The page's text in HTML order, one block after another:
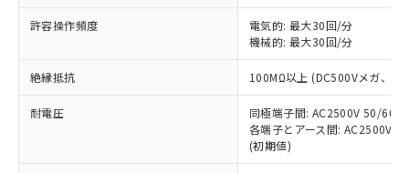
許容操作頻度
電気的: 最大30回/分
機械的: 最大30回/分
絶縁抵抗 100MΩ以上 (DC500Vメガ、点
耐電圧
同極端子間: AC2500V 50/
各端子とアース間: AC2500V
(初期値)
在庫状況および標準価格照会結果は、
記載している更新日時点での社内デー
タに基づき作成されるものであり、閲
覧された時点での実際の在庫および標
準価格とは異なる場合があることをご
正式な納期状況および標準価格はお客
様のお取引先、またはお客様担当のオ
ムロン制御機器販売店・当社販売員に
むを得ず変更することがあります。
鉛(Pb) 1000ppm以下、 水銀(Hg) 1000ppm以下、 カド
六価クロム(Cr(Ⅵ)) 1000ppm以下、ポリ臭化ビフェニル
類(PBB) 1000ppm以下、ポリ臭化ジフェニルエーテル類
(PBDE) 1000ppm以下、フタル酸ビス(2-エチルヘキシ
ル) (DEHP)(別名：DOP) 1000ppm以下、フタル酸ブチ
ルベンジル（BBP） 1000ppm以下、フタル酸ジブチル
（DBP） 1000ppm以下、フタル酸ジイソブチル
い合わせください。
*中国RoHS10物質の基準値 (GB/T26572)：
Pb(鉛) :1000ppm、 Hg(水銀) : 1000ppm、 Cd(カドミウ
ム) : 100ppm、
Cr(Ⅵ)(六価クロム) : 1000ppm、 PBBs(ポリ臭化ビフェ
ニル類) : 1000ppm、 PBDEs(ポリ臭化ジフェニルエーテ
DBP(フタル酸ジブチル) : 1000ppm、 DIBP(フタル酸ジ
イソブチル) : 1000ppm、 BBP(フタル酸ブチルベンジ
為替および外国貿易法に定める商品
（以下｢規制貨物等」という）を輸出
または国外への提供する場合は、日本
国政府の輸出許可(または役務取引許
可)を取得するなどの必要な手続きを
当社は規制貨物を破棄する場合は、完
全に破砕するなど、違法に輸出されな
いよう必要な手段を講じます。
一定数以上の在庫あり
一定数には満たないが在庫あり